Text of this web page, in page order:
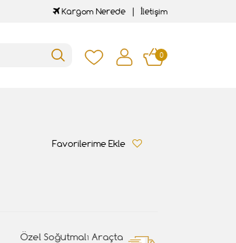
Kargom Nerede İletişim
0
Favorilerime Ekle
Özel Soğutmalı Araçta